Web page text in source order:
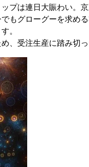
プは連日大賑わい。
もグローグーを求め
。
、受注生産に踏み切